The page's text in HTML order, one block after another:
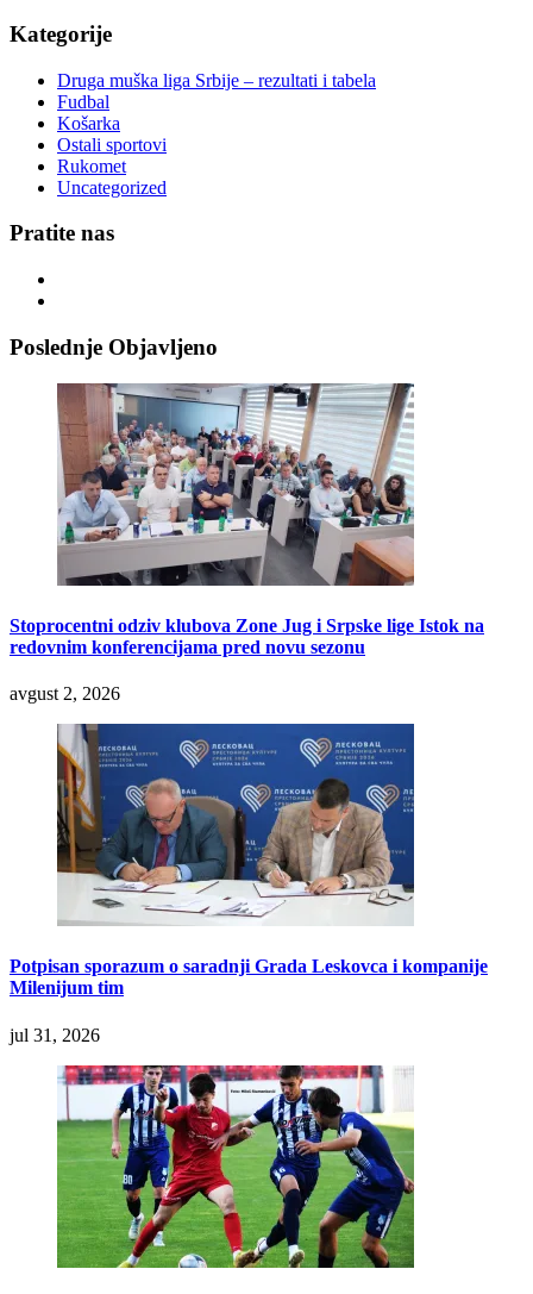
Kategorije
Druga muška liga Srbije – rezultati i tabela
Fudbal
Košarka
Ostali sportovi
Rukomet
Uncategorized
Pratite nas
Poslednje Objavljeno
Stoprocentni odziv klubova Zone Jug i Srpske lige Istok na
redovnim konferencijama pred novu sezonu
avgust 2, 2026
Potpisan sporazum o saradnji Grada Leskovca i kompanije
Milenijum tim
jul 31, 2026